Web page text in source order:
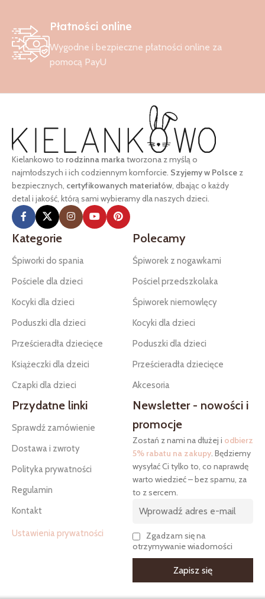
Płatności online
Wygodne i bezpieczne płatności online za
pomocą PayU
Kielankowo to rodzinna markatworzona z myślą o
najmłodszych i ich codziennym komforcie. Szyjemy w Polsce z
bezpiecznych, certyfikowanych materiałów, dbając o każdy
detal i jakość, którą sami wybieramy dla naszych dzieci.
Kategorie
Śpiworki do spania
Pościele dla dzieci
Kocyki dla dzieci
Poduszki dla dzieci
Prześcieradła dziecięce
Książeczki dla dzeici
Czapki dla dzieci
Polecamy
Śpiworek z nogawkami
Pościel przedszkolaka
Śpiworek niemowlęcy
Kocyki dla dzieci
Poduszki dla dzieci
Prześcieradła dziecięce
Akcesoria
Przydatne linki
Sprawdź zamówienie
Dostawa i zwroty
Polityka prywatności
Regulamin
Kontakt
Ustawienia prywatności
Newsletter - nowości i
promocje
Zostań z nami na dłużej i odbierz
5% rabatu na zakupy. Będziemy
wysyłać Ci tylko to, co naprawdę
warto wiedzieć – bez spamu, za
to z sercem.
Zgadzam się na
otrzymywanie wiadomości